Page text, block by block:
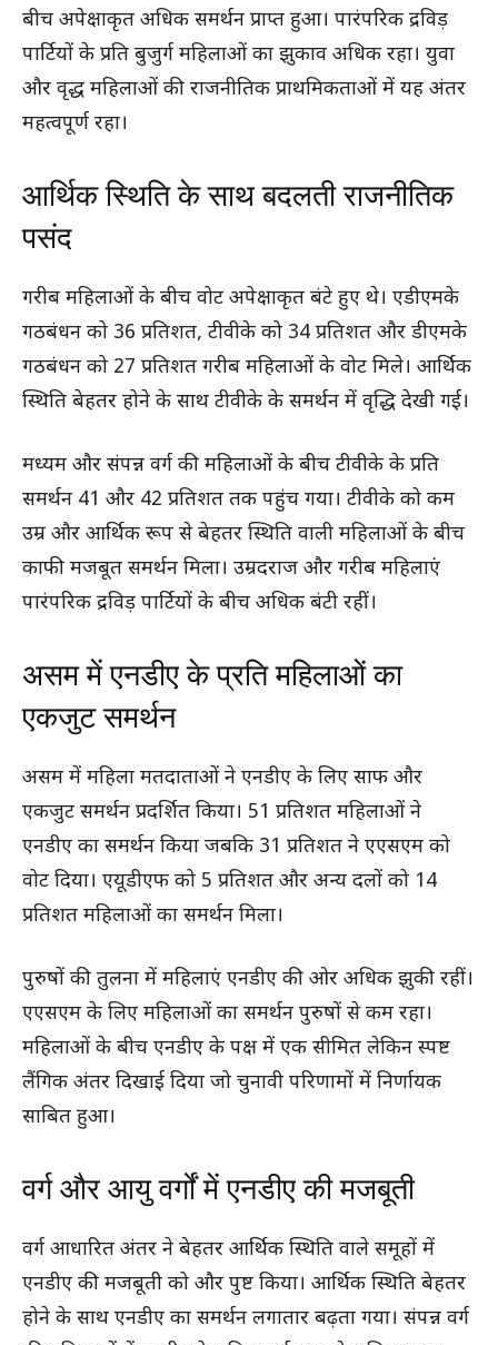
बीच अपेक्षाकृत अधिक समर्थन प्राप्त हुआ। पारंपरिक द्रविड़
पार्टियों के प्रति बुजुर्ग महिलाओं का झुकाव अधिक रहा। युवा
और वृद्ध महिलाओं की राजनीतिक प्राथमिकताओं में यह अंतर
महत्वपूर्ण रहा।
आर्थिक स्थिति के साथ बदलती राजनीतिक
पसंद
गरीब महिलाओं के बीच वोट अपेक्षाकृत बंटे हुए थे। एडीएमके
गठबंधन को 36 प्रतिशत, टीवीके को 34 प्रतिशत और डीएमके
गठबंधन को 27 प्रतिशत गरीब महिलाओं के वोट मिले। आर्थिक
स्थिति बेहतर होने के साथ टीवीके के समर्थन में वृद्धि देखी गई।
मध्यम और संपन्न वर्ग की महिलाओं के बीच टीवीके के प्रति
समर्थन 41 और 42 प्रतिशत तक पहुंच गया। टीवीके को कम
उम्र और आर्थिक रूप से बेहतर स्थिति वाली महिलाओं के बीच
काफी मजबूत समर्थन मिला। उम्रदराज और गरीब महिलाएं
पारंपरिक द्रविड़ पार्टियों के बीच अधिक बंटी रहीं।
असम में एनडीए के प्रति महिलाओं का
एकजुट समर्थन
असम में महिला मतदाताओं ने एनडीए के लिए साफ और
एकजुट समर्थन प्रदर्शित किया। 51 प्रतिशत महिलाओं ने
एनडीए का समर्थन किया जबकि 31 प्रतिशत ने एएसएम को
वोट दिया। एयूडीएफ को 5 प्रतिशत और अन्य दलों को 14
प्रतिशत महिलाओं का समर्थन मिला।
पुरुषों की तुलना में महिलाएं एनडीए की ओर अधिक झुकी रहीं।
एएसएम के लिए महिलाओं का समर्थन पुरुषों से कम रहा।
महिलाओं के बीच एनडीए के पक्ष में एक सीमित लेकिन स्पष्ट
लैंगिक अंतर दिखाई दिया जो चुनावी परिणामों में निर्णायक
साबित हुआ।
वर्ग और आयु वर्गों में एनडीए की मजबूती
वर्ग आधारित अंतर ने बेहतर आर्थिक स्थिति वाले समूहों में
एनडीए की मजबूती को और पुष्ट किया। आर्थिक स्थिति बेहतर
होने के साथ एनडीए का समर्थन लगातार बढ़ता गया। संपन्न वर्ग